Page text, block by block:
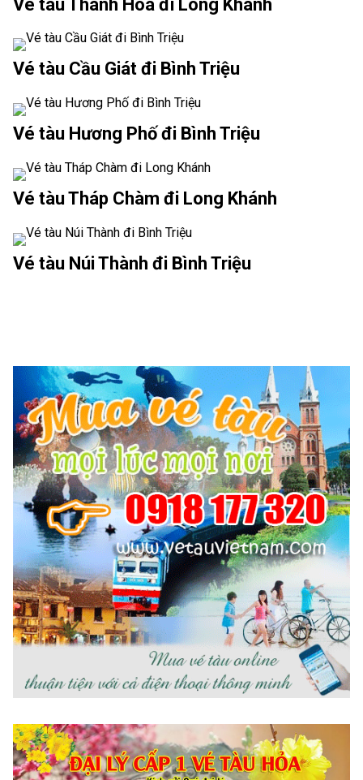
Vé tàu Thanh Hóa đi Long Khánh
Vé tàu Cầu Giát đi Bình Triệu
Vé tàu Hương Phố đi Bình Triệu
Vé tàu Tháp Chàm đi Long Khánh
Vé tàu Núi Thành đi Bình Triệu